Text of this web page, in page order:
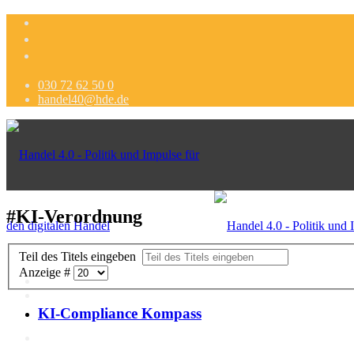
030 72 62 50 0
handel40@hde.de
#KI-Verordnung
Teil des Titels eingeben
Anzeige #
KI-Compliance Kompass